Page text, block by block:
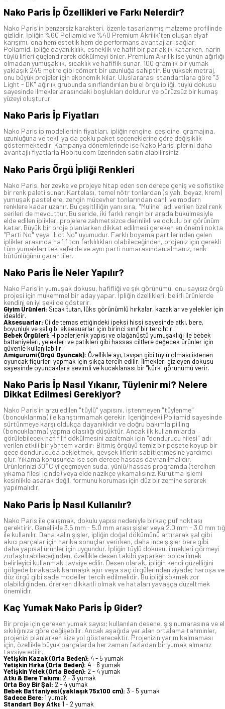
Nako Paris İp Özellikleri ve Farkı Nelerdir?
Nako Paris'in benzersiz karakteri, özenle tasarlanmış malzeme profilinde
gizlidir. İpliğin %60 Poliamid ve %40 Premium Akrilik'ten oluşan elyaf
karışımı, ona hem estetik hem de performans avantajları sağlar.
Poliamid, ipliğe dayanıklılık, esneklik ve hafif bir parlaklık katarken, narin
tüylü lifleri güçlendirerek dökülmeyi önler. Premium Akrilik ise yünün ağırlığı
olmadan yumuşaklık, sıcaklık ve hafiflik sunar. 100 gramlık bir yumak
yaklaşık 245 metre gibi cömert bir uzunluğa sahiptir. Bu yüksek metraj,
onu büyük projeler için ekonomik kılar. Uluslararası standartlara göre "3
Light - DK" ağırlık grubunda sınıflandırılan bu el örgü ipliği, tüylü dokusu
sayesinde ilmekler arasındaki boşlukları doldurur ve pürüzsüz bir kumaş
yüzeyi oluşturur.
Nako Paris İp Fiyatları
Nako Paris ip modellerinin fiyatları, ipliğin rengine, çeşidine, gramajına,
uzunluğuna ve tekli ya da çoklu paket seçeneklerine göre değişiklik
göstermektedir. Kampanya dönemlerinde ise Nako Paris iplerini daha
avantajlı fiyatlarla Hobitu.com üzerinden satın alabilirsiniz.
Nako Paris Örgü İpliği Renkleri
Nako Paris, her zevke ve projeye hitap eden son derece geniş ve sofistike
bir renk paleti sunar. Kartelası, temel nötr tonlardan (siyah, beyaz, krem)
yumuşak pastellere, zengin mücevher tonlarından canlı ve modern
renklere kadar uzanır. Bu çeşitliliğin yanı sıra, "Muline" adı verilen özel renk
serileri de mevcuttur. Bu seride, iki farklı rengin bir arada bükülmesiyle
elde edilen iplikler, projelere zahmetsizce derinlikli ve dokulu bir görünüm
katar. Büyük bir proje planlarken dikkat edilmesi gereken en önemli nokta
"Parti No" veya "Lot No" uyumudur. Farklı boyama partilerinden gelen
iplikler arasında hafif ton farklılıkları olabileceğinden, projeniz için gerekli
tüm yumakları tek seferde ve aynı parti numarasından almanız, renk
bütünlüğünü garantiler.
Nako Paris İle Neler Yapılır?
Nako Paris'in yumuşak dokusu, hafifliği ve şık görünümü, onu sayısız örgü
projesi için mükemmel bir aday yapar. İpliğin özellikleri, belirli ürünlerde
kendini en iyi şekilde gösterir.
Giyim Ürünleri: Sıcak tutan, lüks görünümlü hırkalar, kazaklar ve yelekler için
idealdir.
Aksesuarlar: Cilde temas ettiğindeki ipeksi hissi sayesinde atkı, bere,
boyunluk ve şal gibi aksesuarlar için birinci sınıf bir tercihtir.
Bebek Örgüleri:Hipoalerjenik yapısı ve olağanüstü yumuşaklığı ile bebek
battaniyeleri, yelekleri ve patikleri gibi hassas ciltlere değecek ürünler için
güvenle kullanılabilir.
Amigurumi (Örgü Oyuncak): Özellikle ayı, tavşan gibi tüylü olması istenen
oyuncak figürleri yapmak için sıkça tercih edilir. İlmekleri gizleyen dokusu
sayesinde oyuncaklara sevimli ve kucaklanası bir "kürk" görünümü verir.
Nako Paris İp Nasıl Yıkanır, Tüylenir mi? Nelere
Dikkat Edilmesi Gerekiyor?
Nako Paris'in arzu edilen "tüylü" yapısını, istenmeyen "tüylenme"
(boncuklanma) ile karıştırmamak gerekir. İçeriğindeki Poliamid sayesinde
sürtünmeye karşı oldukça dayanıklıdır ve doğru bakımla pilling
(boncuklanma) yapma olasılığı düşüktür. Ancak ilk kullanımlarda
görülebilecek hafif lif dökülmesini azaltmak için "dondurucu hilesi" adı
verilen etkili bir yöntem vardır: Bitmiş örgüyü temiz bir poşete koyup bir
gece dondurucuda bekletmek, gevşek liflerin sabitlenmesine yardımcı
olur. Yıkama konusunda ise son derece hassas davranılmalıdır.
Ürünlerinizi 30°C'yi geçmeyen suda, yünlü/hassas programda (tercihen
yıkama filesi içinde) veya elde nazikçe yıkamalısınız. Kurutma işlemi
kesinlikle asarak değil, formunu koruması için düz bir zemine sererek
yapılmalıdır.
Nako Paris İp Nasıl Kullanılır?
Nako Paris ile çalışmak, dokulu yapısı nedeniyle birkaç püf noktası
gerektirir. Genellikle 3.5 mm - 5.0 mm arası şişler veya 2.0 mm - 3.0 mm tığ
ile kullanılır. Daha kalın şişler, ipliğin doğal dökümünü artırarak şal gibi
akıcı parçalar için harika sonuçlar verirken, daha ince şişler bere gibi
daha yapısal ürünler için uygundur. İpliğin tüylü dokusu, ilmekleri görmeyi
zorlaştırabileceğinden, özellikle desen takibi yaparken bolca ilmek
belirleyici kullanmak tavsiye edilir. Desen olarak, ipliğin kendi güzelliğini
gölgede bırakacak karmaşık ajur veya saç örgülerinden ziyade; haroşa ve
düz örgü gibi sade modeller tercih edilmelidir. Bu ipliği sökmek zor
olabildiğinden, örerken dikkatli olmak ve hataları yavaşça düzeltmek
önemlidir.
Kaç Yumak Nako Paris İp Gider?
Bir proje için gereken yumak sayısı; kullanılan desene, şiş numarasına ve el
sıkılığınıza göre değişebilir. Ancak aşağıda yer alan ortalama tahminler,
projenizi planlarken size yol gösterecektir. Projenizin yarım kalmaması
için, özellikle büyük parçalarda her zaman fazladan bir yumak almanız
tavsiye edilir.
Yetişkin Kazak (Orta Beden): 4 - 5 yumak
Yetişkin Hırka (Orta Beden): 4 - 6 yumak
Yetişkin Yelek (Orta Beden): 2 - 4 yumak
Atkı & Bere Takımı: 2 - 3 yumak
Orta Boy Bir Şal: 2 - 4 yumak
Bebek Battaniyesi (yaklaşık 75x100 cm): 3 - 5 yumak
Sadece Bere: 1 yumak
Standart Boy Atkı: 1 - 2 yumak